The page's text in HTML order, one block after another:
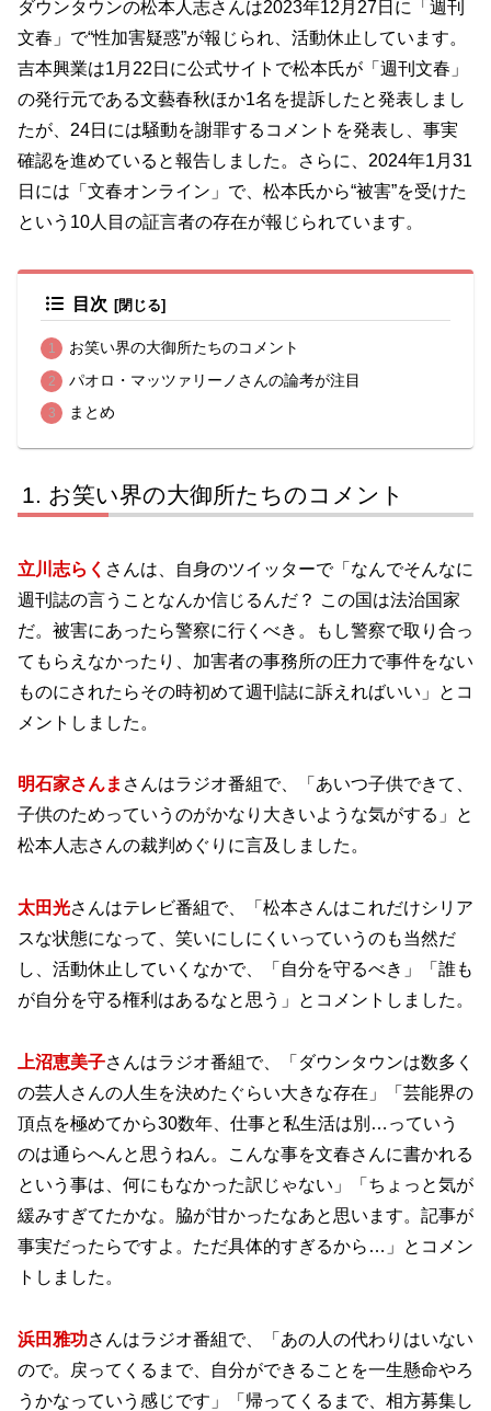
ダウンタウンの松本人志さんは2023年12月27日に「週刊
文春」で“性加害疑惑”が報じられ、活動休止しています。
吉本興業は1月22日に公式サイトで松本氏が「週刊文春」
の発行元である文藝春秋ほか1名を提訴したと発表しまし
たが、24日には騒動を謝罪するコメントを発表し、事実
確認を進めていると報告しました。さらに、2024年1月31
日には「文春オンライン」で、松本氏から“被害”を受けた
という10人目の証言者の存在が報じられています。
目次
お笑い界の大御所たちのコメント
パオロ・マッツァリーノさんの論考が注目
まとめ
お笑い界の大御所たちのコメント
立川志らく さんは、自身のツイッターで「なんでそんなに
週刊誌の言うことなんか信じるんだ？ この国は法治国家
だ。被害にあったら警察に行くべき。もし警察で取り合っ
てもらえなかったり、加害者の事務所の圧力で事件をない
ものにされたらその時初めて週刊誌に訴えればいい」とコ
メントしました。
明石家さんま さんはラジオ番組で、「あいつ子供できて、
子供のためっていうのがかなり大きいような気がする」と
松本人志さんの裁判めぐりに言及しました。
太田光さんはテレビ番組で、「松本さんはこれだけシリア
スな状態になって、笑いにしにくいっていうのも当然だ
し、活動休止していくなかで、「自分を守るべき」「誰も
が自分を守る権利はあるなと思う」とコメントしました。
上沼恵美子さんはラジオ番組で、「ダウンタウンは数多く
の芸人さんの人生を決めたぐらい大きな存在」「芸能界の
頂点を極めてから30数年、仕事と私生活は別…っていう
のは通らへんと思うねん。こんな事を文春さんに書かれる
という事は、何にもなかった訳じゃない」「ちょっと気が
緩みすぎてたかな。脇が甘かったなあと思います。記事が
事実だったらですよ。ただ具体的すぎるから…」とコメン
トしました。
浜田雅功さんはラジオ番組で、「あの人の代わりはいない
ので。戻ってくるまで、自分ができることを一生懸命やろ
うかなっていう感じです」「帰ってくるまで、相方募集し